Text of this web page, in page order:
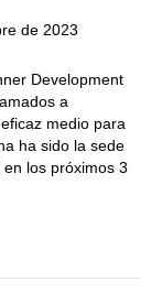
de 2023
Development
a
medio para
ha sido la sede
los próximos 3